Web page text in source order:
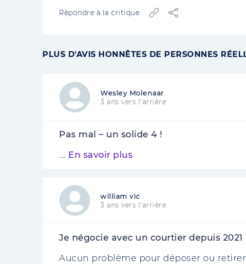
Répondre à la critique
PLUS D'AVIS HONNÊTES DE PERSONNES
Wesley Molenaar
3 ans vers l'arrière
Pas mal – un solide 4 !
... En savoir plus
william vic
3 ans vers l'arrière
Je négocie avec un courtier depuis 2021
Aucun problème pour déposer ou